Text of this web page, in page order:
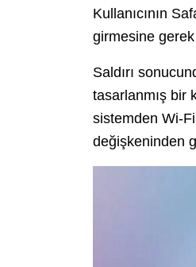
Kullanıcının
girmesine gerek
Saldırı
tasarlanmış bir
sistemden Wi-Fi
değişkeninden